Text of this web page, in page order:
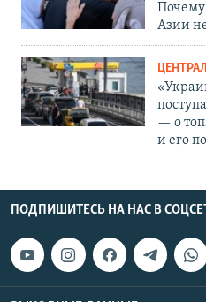
Азии
— о
и его
ПОДПИШИТЕСЬ НА НАС В